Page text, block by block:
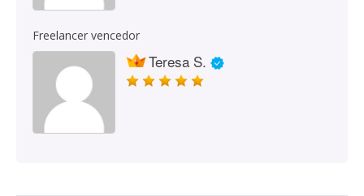
Freelancer vencedor
Teresa S.